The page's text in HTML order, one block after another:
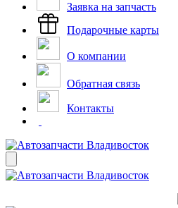
Заявка на запчасть
Подарочные карты
О компании
Обратная связь
Контакты